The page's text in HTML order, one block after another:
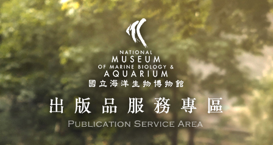
跳到主要內容區塊